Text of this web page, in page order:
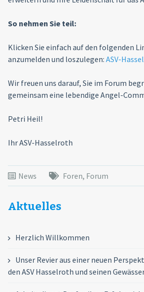
So nehmen Sie teil:
Klicken Sie einfach auf den folgenden
anzumelden und loszulegen: ASV-
Wir freuen uns darauf, Sie im Forum
gemeinsam eine lebendige Angel-
Petri Heil!
Ihr ASV-Hasselroth
News Foren, Forum
Aktuelles
Herzlich Willkommen
Unser Revier aus einer neuen
den ASV Hasselroth und seinen